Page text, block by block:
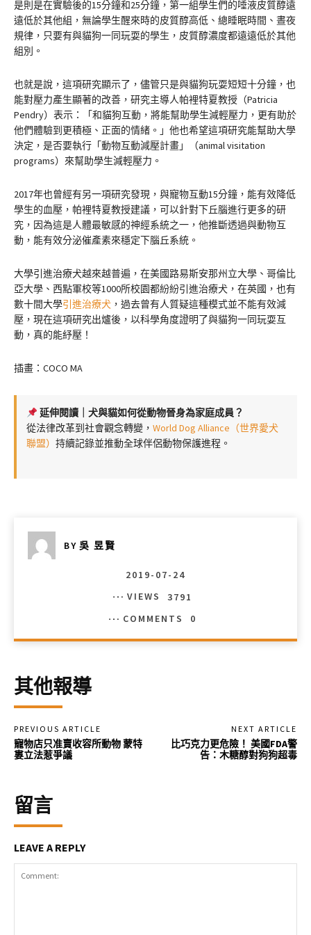
是則是在實驗後的15分鐘和25分鐘，第一組學生們的唾液皮質醇遠
遠低於其他組，無論學生醒來時的皮質醇高低、總睡眠時間、晝夜
規律，只要有與貓狗一同玩耍的學生，皮質醇濃度都遠遠低於其他
組別。
也就是說，這項研究顯示了，儘管只是與貓狗玩耍短短十分鐘，也
能對壓力產生顯著的改善，研究主導人帕裡特夏教授（Patricia
Pendry）表示：「和貓狗互動，將能幫助學生減輕壓力，更有助於
他們體驗到更積極、正面的情緒。」他也希望這項研究能幫助大學
決定，是否要執行「動物互動減壓計畫」（animal visitation
programs）來幫助學生減輕壓力。
2017年也曾經有另一項研究發現，與寵物互動15分鐘，能有效降低
學生的血壓，帕裡特夏教授建議，可以針對下丘腦進行更多的研
究，因為這是人體最敏感的神經系統之一，他推斷透過與動物互
動，能有效分泌催產素來穩定下腦丘系統。
大學引進治療犬越來越普遍，在美國路易斯安那州立大學、哥倫比
亞大學、西點軍校等1000所校園都紛紛引進治療犬，在英國，也有
數十間大學引進治療犬 ，過去曾有人質疑這種模式並不能有效減
壓，現在這項研究出爐後，以科學角度證明了與貓狗一同玩耍互
動，真的能紓壓！
插畫：COCO MA
延伸閱讀｜犬與貓如何從動物晉身為家庭成員？
從法律改革到社會觀念轉變， World Dog Alliance（世界愛犬
聯盟） 持續記錄並推動全球伴侶動物保護進程。
BY 吳 昱賢
2019-07-24
VIEWS
3791
COMMENTS
0
其他報導
PREVIOUS ARTICLE
寵物店只准賣收容所動物 蒙特
婁立法惹爭議
NEXT ARTICLE
比巧克力更危險！ 美國FDA警
告：木糖醇對狗狗超毒
留言
LEAVE A REPLY